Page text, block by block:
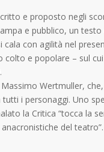
e proposto negli
e pubblico, un testo
cala con agilità nel
colto e popolare – sul
Wertmuller,
i personaggi. Uno
la Critica “tocca la
del teatro”.